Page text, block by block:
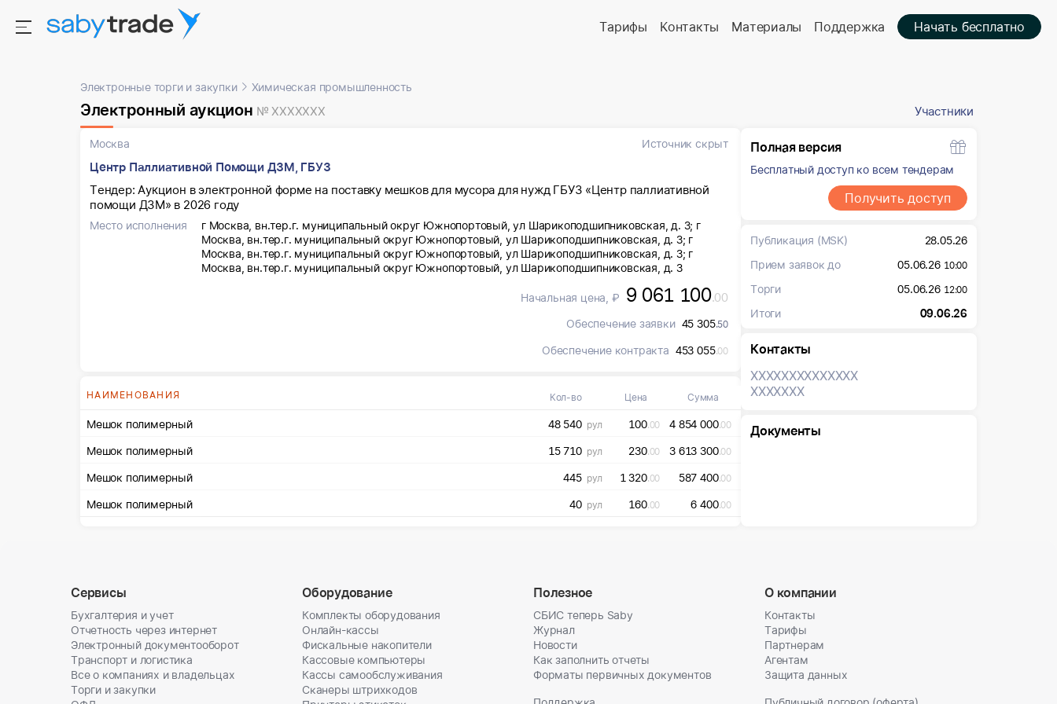
Тарифы Контакты Материалы Поддержка Начать бесплатно
Электронные торги и закупки Химическая промышленность
Электронный аукцион № XXXXXXX Участники
Москва Источник скрыт
Центр Паллиативной Помощи ДЗМ, ГБУЗ
Тендер: Аукцион в электронной форме на поставку мешков для мусора для нужд ГБУЗ «Центр паллиативной
помощи ДЗМ» в 2026 году
Место исполнения
г Москва, вн.тер.г. муниципальный округ Южнопортовый, ул Шарикоподшипниковская, д. 3; г
Москва, вн.тер.г. муниципальный округ Южнопортовый, ул Шарикоподшипниковская, д. 3; г
Москва, вн.тер.г. муниципальный округ Южнопортовый, ул Шарикоподшипниковская, д. 3; г
Москва, вн.тер.г. муниципальный округ Южнопортовый, ул Шарикоподшипниковская, д. 3
Начальная цена, ₽ 9 061 100.00
Обеспечение заявки 45 305.50
Обеспечение контракта 453 055.00
НАИМЕНОВАНИЯ Кол-во Цена Сумма
Мешок полимерный 48 540 рул 100.00 4 854 000.00
Мешок полимерный 15 710 рул 230.00 3 613 300.00
Мешок полимерный 445 рул 1 320.00 587 400.00
Мешок полимерный 40 рул 160.00 6 400.00
Полная версия
Бесплатный доступ ко всем тендерам
Получить доступ
Публикация (MSK)
28.05.26
Прием заявок до
05.06.26 10:00
Торги 05.06.26 12:00
Итоги 09.06.26
Контакты
XXXXXXXXXXXXXX
XXXXXXX
Документы
Сервисы
Бухгалтерия и учет
Отчетность через интернет
Электронный документооборот
Транспорт и логистика
Все о компаниях и владельцах
Торги и закупки
Оборудование
Комплекты оборудования
Онлайн-кассы
Фискальные накопители
Кассовые компьютеры
Кассы самообслуживания
Сканеры штрихкодов
Полезное
СБИС теперь Saby
Журнал
Новости
Как заполнить отчеты
Форматы первичных документов
О компании
Контакты
Тарифы
Партнерам
Агентам
Защита данных